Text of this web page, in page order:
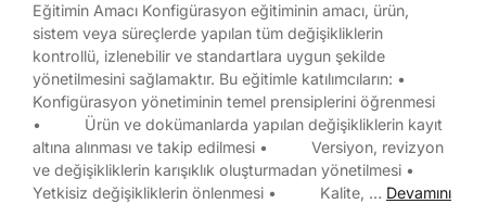
Eğitimin Amacı Konfigürasyon eğitiminin amacı, ürün,
sistem veya süreçlerde yapılan tüm değişikliklerin
kontrollü, izlenebilir ve standartlara uygun şekilde
yönetilmesini sağlamaktır. Bu eğitimle katılımcıların: •
Konfigürasyon yönetiminin temel prensiplerini öğrenmesi
• Ürün ve dokümanlarda yapılan değişikliklerin kayıt
altına alınması ve takip edilmesi • Versiyon, revizyon
ve değişikliklerin karışıklık oluşturmadan yönetilmesi •
Yetkisiz değişikliklerin önlenmesi • Kalite, … Devamını